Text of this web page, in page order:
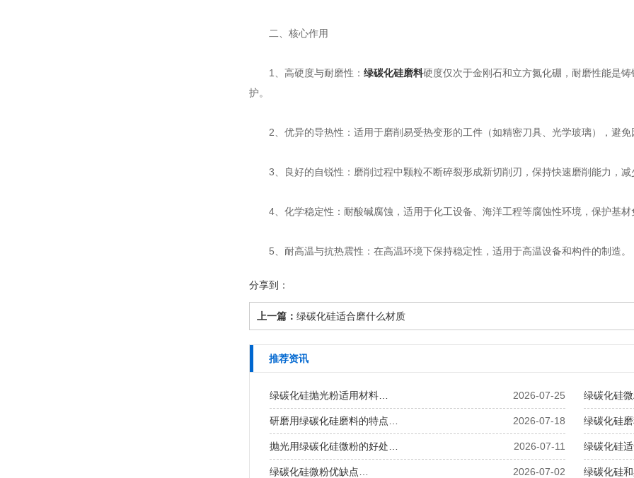
二、核心作用
1、高硬度与耐磨性： 绿碳化硅磨料硬度仅次于金刚石和立方氮化硼，耐磨性能是
护。
2、优异的导热性：适用于磨削易受热变形的工件（如精密刀具、光学玻璃），避免
3、良好的自锐性：磨削过程中颗粒不断碎裂形成新切削刃，保持快速磨削能力，减
4、化学稳定性：耐酸碱腐蚀，适用于化工设备、海洋工程等腐蚀性环境，保护基材
5、耐高温与抗热震性：在高温环境下保持稳定性，适用于高温设备和构件的制造。
分享到：
上一篇： 绿碳化硅适合磨什么材质
推荐资讯
2026-07-25
绿碳化硅抛光粉适用材料… 绿碳化硅
2026-07-18
研磨用绿碳化硅磨料的特点… 绿碳化硅
2026-07-11
抛光用绿碳化硅微粉的好处… 绿碳化硅
2026-07-02
绿碳化硅微粉优缺点… 绿碳化硅